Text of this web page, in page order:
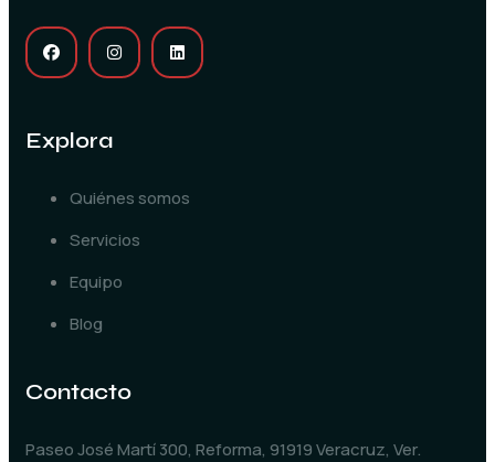
Explora
Quiénes somos
Servicios
Equipo
Blog
Contacto
Paseo José Martí 300, Reforma, 91919 Veracruz, Ver.